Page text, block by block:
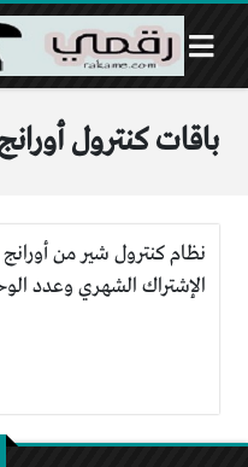
باقات كنترول
نظام كنترول شير من أورانج
الإشتراك الشهري وعدد